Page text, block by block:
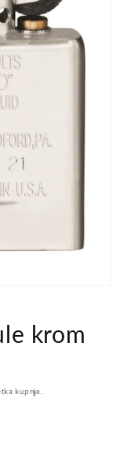
krom
kupnje.